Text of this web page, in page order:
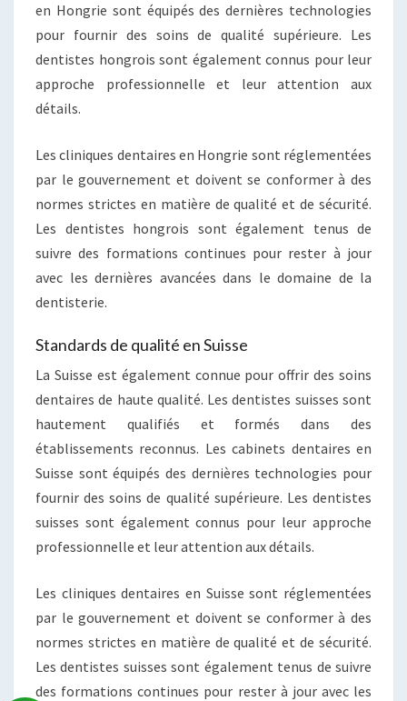
en Hongrie sont équipés des dernières technologies
pour fournir des soins de qualité supérieure. Les
dentistes hongrois sont également connus pour leur
approche professionnelle et leur attention aux
détails.
Les cliniques dentaires en Hongrie sont réglementées
par le gouvernement et doivent se conformer à des
normes strictes en matière de qualité et de sécurité.
Les dentistes hongrois sont également tenus de
suivre des formations continues pour rester à jour
avec les dernières avancées dans le domaine de la
dentisterie.
Standards de qualité en Suisse
La Suisse est également connue pour offrir des soins
dentaires de haute qualité. Les dentistes suisses sont
hautement qualifiés et formés dans des
établissements reconnus. Les cabinets dentaires en
Suisse sont équipés des dernières technologies pour
fournir des soins de qualité supérieure. Les dentistes
suisses sont également connus pour leur approche
professionnelle et leur attention aux détails.
Les cliniques dentaires en Suisse sont réglementées
par le gouvernement et doivent se conformer à des
normes strictes en matière de qualité et de sécurité.
Les dentistes suisses sont également tenus de suivre
des formations continues pour rester à jour avec les